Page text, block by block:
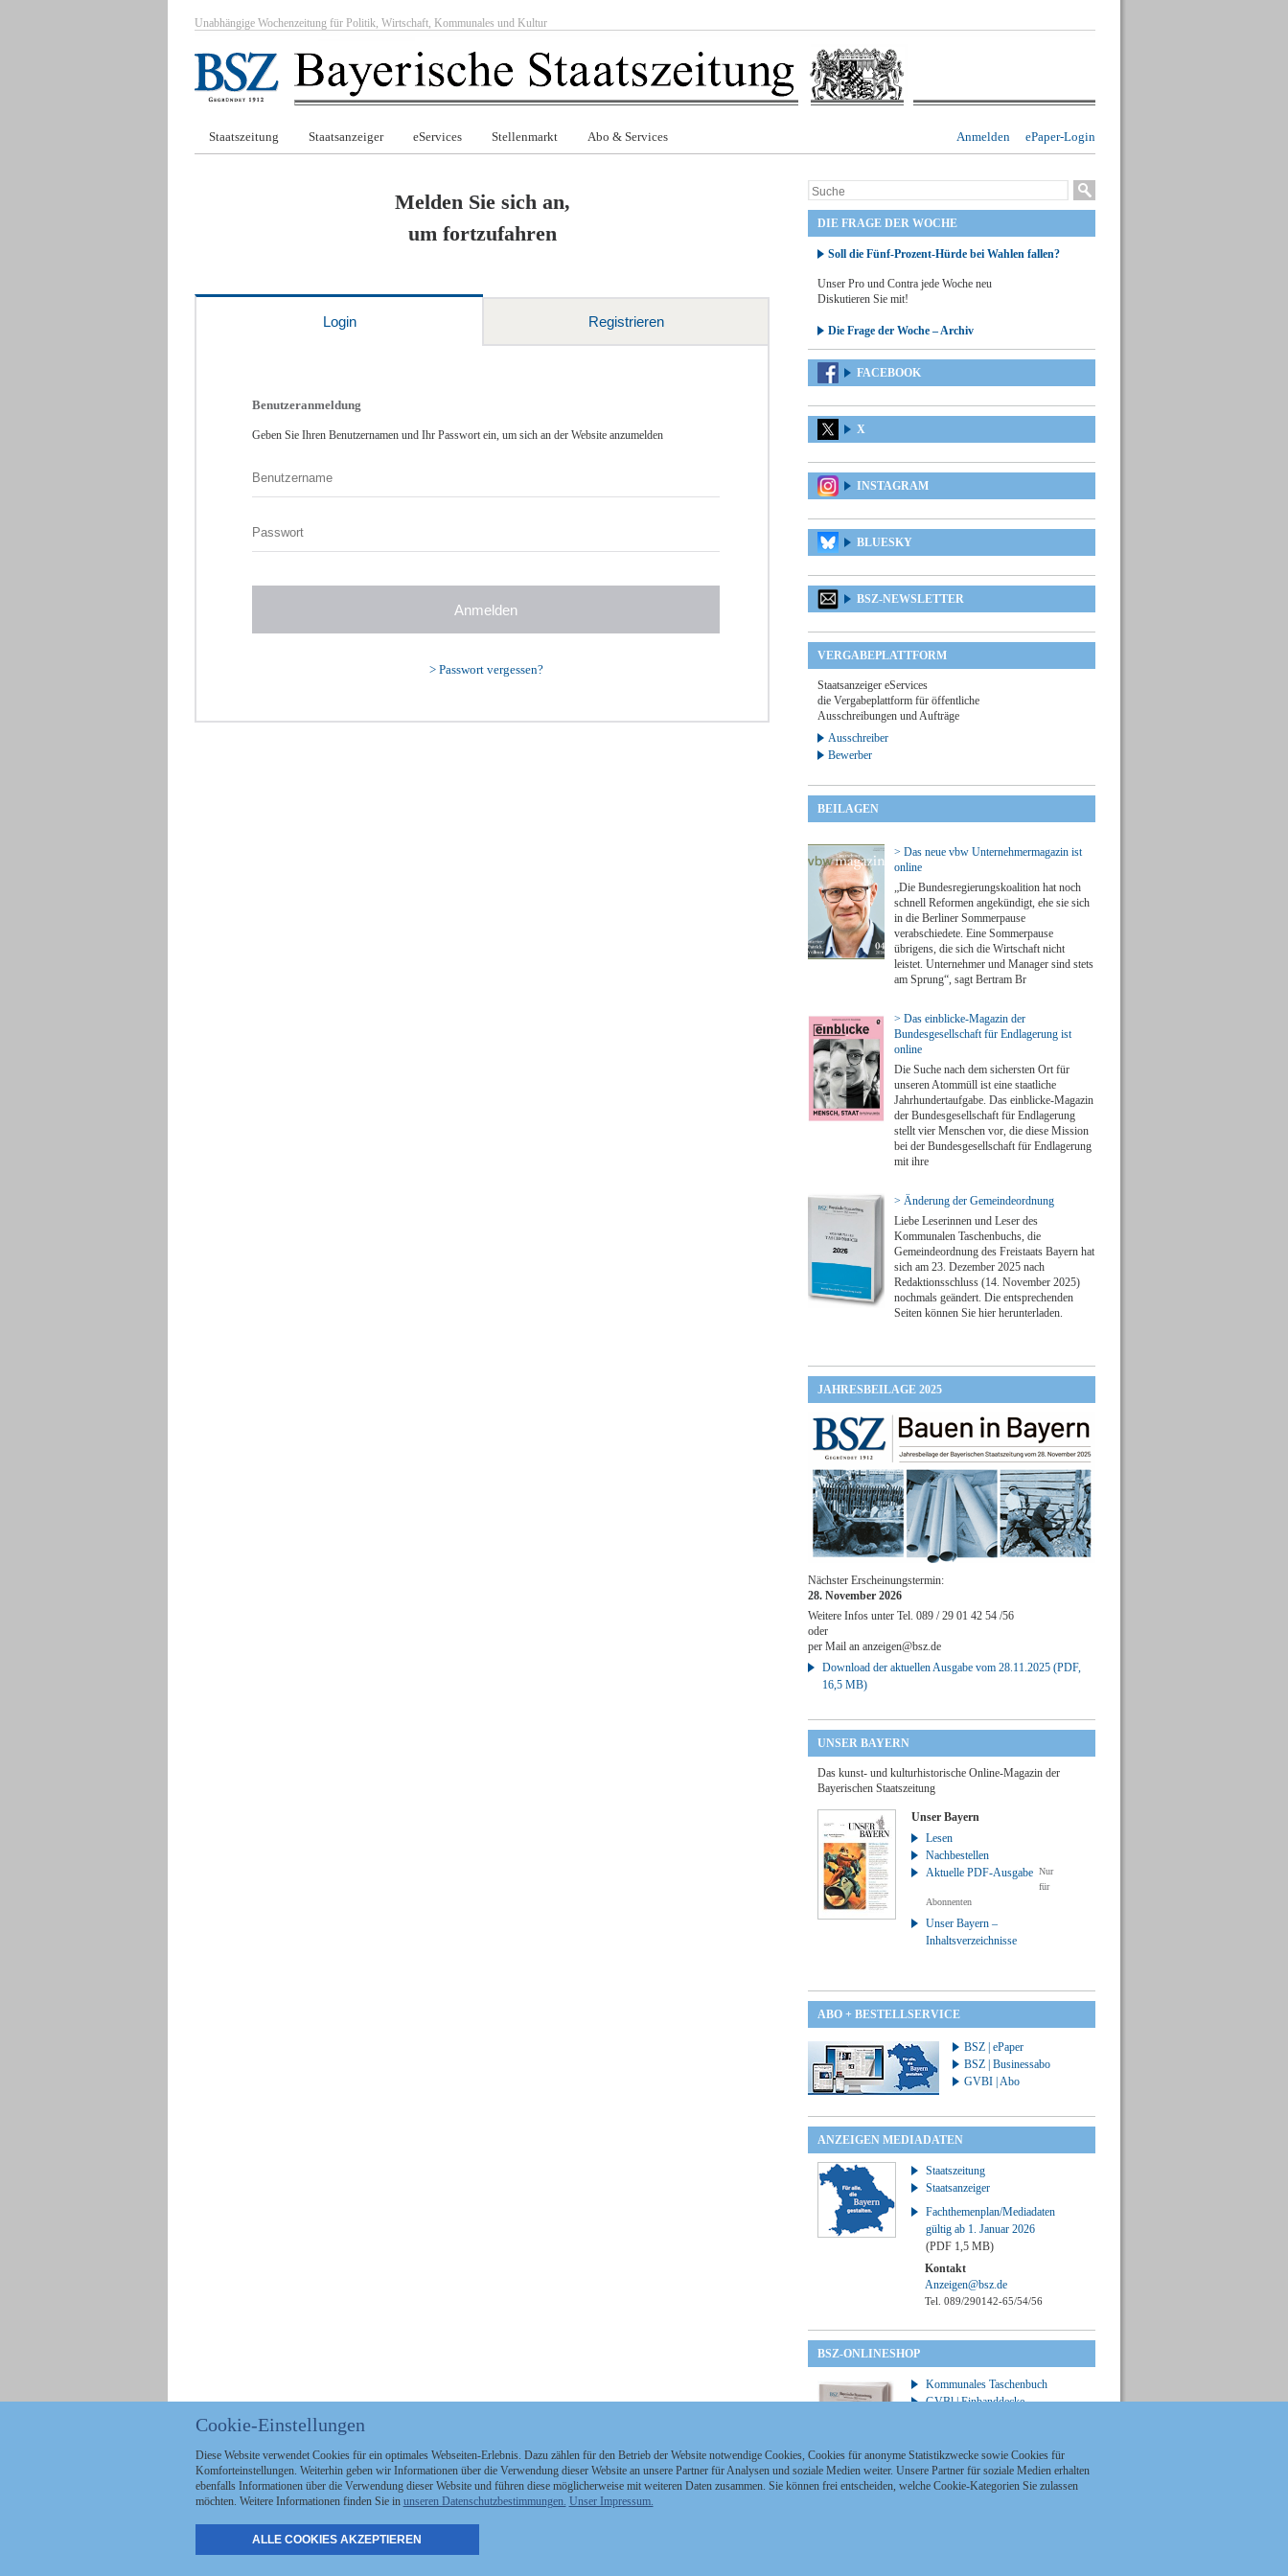
Unabhängige Wochenzeitung für Politik, Wirtschaft, Kommunales und Kultur
ePaper-Login
Anmelden
Staatszeitung Staatsanzeiger eServices Stellenmarkt Abo & Services
Melden Sie sich an,
um fortzufahren
Login Registrieren
Benutzeranmeldung
Geben Sie Ihren Benutzernamen und Ihr Passwort ein, um sich an der Website anzumelden
> Passwort vergessen?
DIE FRAGE DER WOCHE
Soll die Fünf-Prozent-Hürde bei Wahlen fallen?
Unser Pro und Contra jede Woche neu
Diskutieren Sie mit!
Die Frage der Woche – Archiv
FACEBOOK
X
INSTAGRAM
BLUESKY
BSZ-NEWSLETTER
VERGABEPLATTFORM
Staatsanzeiger eServices
die Vergabeplattform für öffentliche
Ausschreibungen und Aufträge
Ausschreiber
Bewerber
BEILAGEN
> Das neue vbw Unternehmermagazin ist
online
„Die Bundesregierungskoalition hat noch
schnell Reformen angekündigt, ehe sie sich
in die Berliner Sommerpause
verabschiedete. Eine Sommerpause
übrigens, die sich die Wirtschaft nicht
leistet. Unternehmer und Manager sind stets
am Sprung“, sagt Bertram Br
> Das einblicke-Magazin der
Bundesgesellschaft für Endlagerung ist
online
Die Suche nach dem sichersten Ort für
unseren Atommüll ist eine staatliche
Jahrhundertaufgabe. Das einblicke-Magazin
der Bundesgesellschaft für Endlagerung
stellt vier Menschen vor, die diese Mission
bei der Bundesgesellschaft für Endlagerung
mit ihre
> Änderung der Gemeindeordnung
Liebe Leserinnen und Leser des
Kommunalen Taschenbuchs, die
Gemeindeordnung des Freistaats Bayern hat
sich am 23. Dezember 2025 nach
Redaktionsschluss (14. November 2025)
nochmals geändert. Die entsprechenden
Seiten können Sie hier herunterladen.
JAHRESBEILAGE 2025
Nächster Erscheinungstermin:
28. November 2026
Weitere Infos unter Tel. 089 / 29 01 42 54 /56
oder
per Mail an anzeigen@bsz.de
Download der aktuellen Ausgabe vom 28.11.2025 (PDF,
16,5 MB)
UNSER BAYERN
Das kunst- und kulturhistorische Online-Magazin der
Bayerischen Staatszeitung
Unser Bayern
Lesen
Nachbestellen
Aktuelle PDF-Ausgabe Nur
für
Abonnenten
Unser Bayern –
Inhaltsverzeichnisse
ABO + BESTELLSERVICE
BSZ | ePaper
BSZ | Businessabo
GVBI | Abo
ANZEIGEN MEDIADATEN
Staatszeitung
Staatsanzeiger
Fachthemenplan/Mediadaten
gültig ab 1. Januar 2026
(PDF 1,5 MB)
Kontakt
Anzeigen@bsz.de
Tel. 089/290142-65/54/56
BSZ-ONLINESHOP
Kommunales Taschenbuch
GVBl | Einbanddecke
Politik
Stellenmarkt
Anzeigen Staatszeitung
Cookie-Einstellungen
Diese Website verwendet Cookies für ein optimales Webseiten-Erlebnis. Dazu zählen für den Betrieb der Website notwendige Cookies, Cookies für anonyme Statistikzwecke sowie Cookies für
Komforteinstellungen. Weiterhin geben wir Informationen über die Verwendung dieser Website an unsere Partner für Analysen und soziale Medien weiter. Unsere Partner für soziale Medien erhalten
ebenfalls Informationen über die Verwendung dieser Website und führen diese möglicherweise mit weiteren Daten zusammen. Sie können frei entscheiden, welche Cookie-Kategorien Sie zulassen
möchten. Weitere Informationen finden Sie in unseren Datenschutzbestimmungen. Unser Impressum.
ALLE COOKIES AKZEPTIEREN